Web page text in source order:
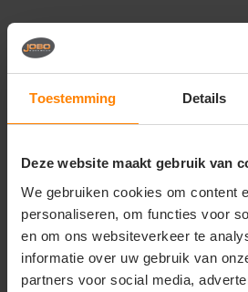
Toestemming Details
Deze website maakt gebruik van
We gebruiken cookies om content
personaliseren, om functies voor
en om ons websiteverkeer te
informatie over uw gebruik van
partners voor social media,
Beschrijving
J. Harvest &
heren 2905011
de yellow bow 50 is een high
gemaakt in onze favoriete fijne
toegevoegde unieke easy care
altijd heeft ook dit hemd een
rug.